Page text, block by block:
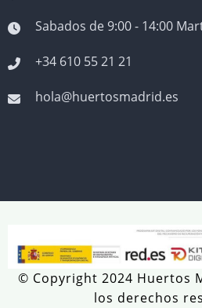
Sabados de 9:00 - 14:00
+34 610 55 21 21
hola@huertosmadrid.es
© Copyright 2024 Huertos
los derechos